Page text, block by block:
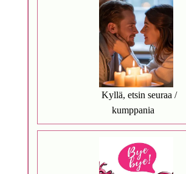
Kyllä, etsin seuraa /
kumppania